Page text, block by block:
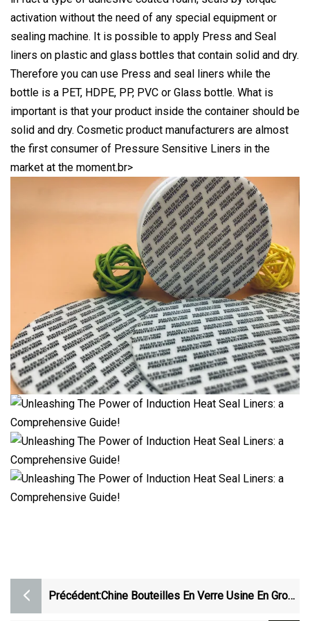
activation without the need of any special equipment or
sealing machine. It is possible to apply Press and Seal
liners on plastic and glass bottles that contain solid and dry.
Therefore you can use Press and seal liners while the
bottle is a PET, HDPE, PP, PVC or Glass bottle. What is
important is that your product inside the container should be
solid and dry. Cosmetic product manufacturers are almost
the first consumer of Pressure Sensitive Liners in the
market at the moment.br>
Précédent:Chine Bouteilles En Verre Usine En Gros